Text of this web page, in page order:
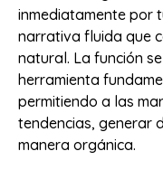
inmediatamente por
narrativa fluida que
natural. La función
herramienta
permitiendo a las
tendencias, generar
manera orgánica.